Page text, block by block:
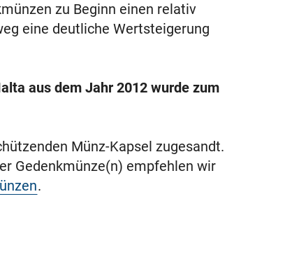
zu Beginn einen relativ
eine deutliche Wertsteigerung
aus dem Jahr 2012 wurde zum
Münz-Kapsel zugesandt.
Gedenkmünze(n) empfehlen wir
.